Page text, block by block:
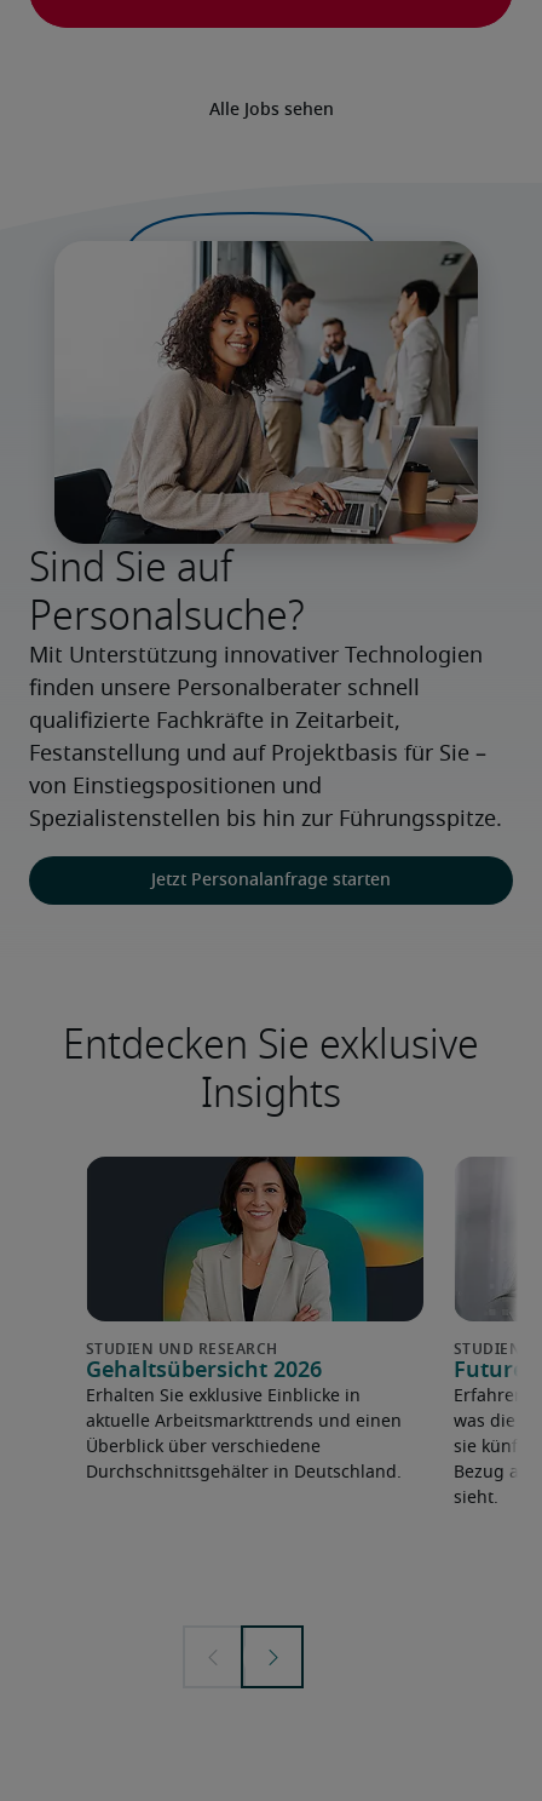
Alle Jobs sehen
Sind Sie auf
Personalsuche?
Mit Unterstützung innovativer Technologien
finden unsere Personalberater schnell
qualifizierte Fachkräfte in Zeitarbeit,
Festanstellung und auf Projektbasis für Sie –
von Einstiegspositionen und
Spezialistenstellen bis hin zur Führungsspitze.
Jetzt Personalanfrage starten
Entdecken Sie exklusive
Insights
Gehaltsübersicht 2026
Erhalten Sie exklusive Einblicke in
aktuelle Arbeitsmarkttrends und einen
Überblick über verschiedene
Durchschnittsgehälter in Deutschland.
Future
Erfahren
was die
sie
Bezug
sieht.